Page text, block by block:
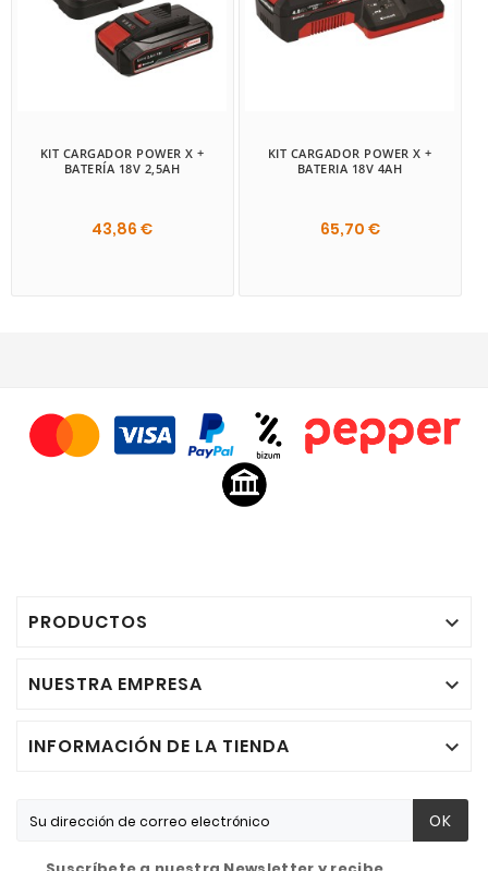
KIT CARGADOR POWER X +
BATERÍA 18V 2,5AH
43,86 €
KIT CARGADOR POWER X +
BATERIA 18V 4AH
65,70 €
PRODUCTOS 
NUESTRA EMPRESA 
INFORMACIÓN DE LA TIENDA 
OK